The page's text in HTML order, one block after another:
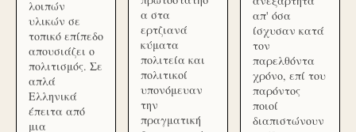
λοιπών
υλικών σε
τοπικό επίπεδο
απουσιάζει ο
πολιτισμός. Σε
απλά
Ελληνικά
έπειτα από
μια
α στα
ερτζιανά
κύματα
πολιτεία και
πολιτικοί
υπονόμευαν
την
πραγματική
απ' όσα
ίσχυσαν κατά
τον
παρελθόντα
χρόνο, επί του
παρόντος
ποιοί
διαπιστώνουν